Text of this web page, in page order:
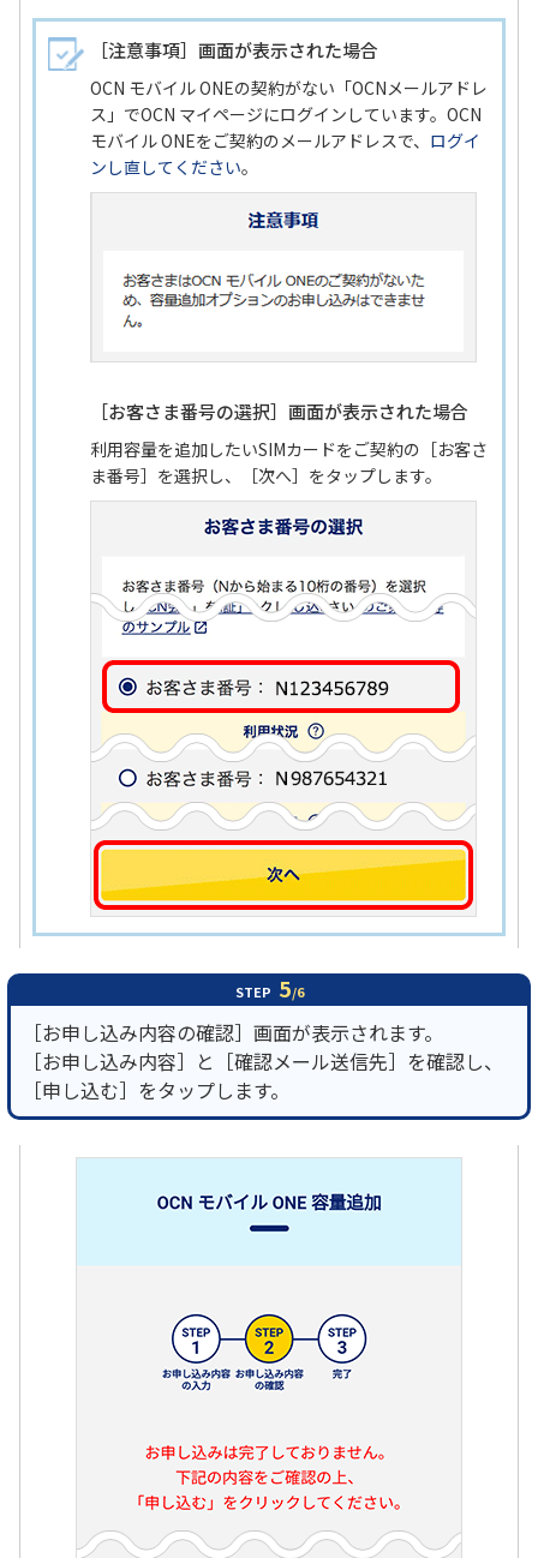
［注意事項］画面が表示された場合
OCN モバイル ONEの契約がない「OCNメールアドレ
ス」でOCN マイページにログインしています。OCN
モバイル ONEをご契約のメールアドレスで、 ログイ
ンし直してください。
［お客さま番号の選択］画面が表示された場合
利用容量を追加したいSIMカードをご契約の［お客さ
ま番号］を選択し、［次へ］をタップします。
STEP 5/6
［お申し込み内容の確認］画面が表示されます。
［お申し込み内容］と［確認メール送信先］を確認し、
［申し込む］をタップします。